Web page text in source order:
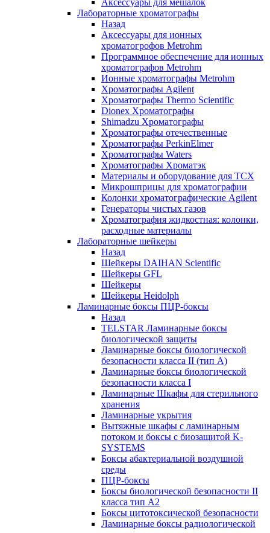
Лабораторные хроматографы
Назад
Аксессуары для ионных
хроматогрофов Metrohm
Программное обеспечение для ионных
хроматографов Metrohm
Ионные хроматографы Metrohm
Хроматографы Agilent
Хроматографы Thermo Scientific
Dionex Хроматографы
Shimadzu Хроматографы
Хроматографы отечественные
Хроматографы PerkinElmer
Хроматографы Waters
Хроматографы Хроматэк
Материалы и оборудование для ТСХ
Микрошприцы для хроматографии
Колонки хроматографические Agilent
Генераторы чистых газов
Хроматография жидкостная: колонки,
расходные материалы
Лабораторные шейкеры
Назад
Шейкеры DAIHAN Scientific
Шейкеры GFL
Шейкеры
Шейкеры Heidolph
Ламинарные боксы ПЦР-боксы
Назад
TELSTAR Ламинарные боксы
биологической защиты
Ламинарные боксы биологической
безопасности класса II (тип А)
Ламинарные боксы биологической
безопасности класса I
Ламинарные Шкафы для стерильного
хранения
Ламинарные укрытия
Вытяжные шкафы с ламинарным
потоком и боксы с биозащитой K-
SYSTEMS
Боксы абактериальной воздушной
среды
ПЦР-боксы
Боксы биологической безопасности II
класса тип A2
Боксы цитотоксической безопасности
Ламинарные боксы радиологической